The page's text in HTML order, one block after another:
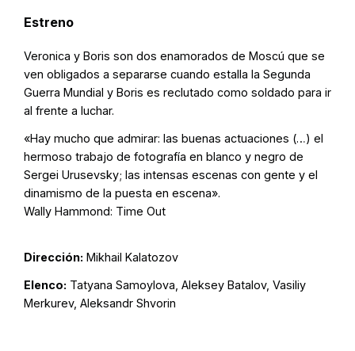
Estreno
Veronica y Boris son dos enamorados de Moscú que se
ven obligados a separarse cuando estalla la Segunda
Guerra Mundial y Boris es reclutado como soldado para ir
al frente a luchar.
«Hay mucho que admirar: las buenas actuaciones (…) el
hermoso trabajo de fotografía en blanco y negro de
Sergei Urusevsky; las intensas escenas con gente y el
dinamismo de la puesta en escena».
Wally Hammond: Time Out
Dirección: Mikhail Kalatozov
Elenco: Tatyana Samoylova, Aleksey Batalov, Vasiliy
Merkurev, Aleksandr Shvorin